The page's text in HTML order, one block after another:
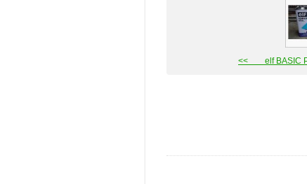
<< elf BASIC